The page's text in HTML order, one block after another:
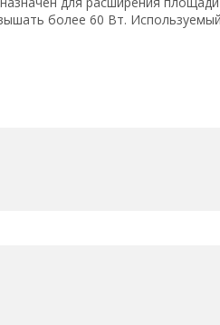
более 60 Вт.